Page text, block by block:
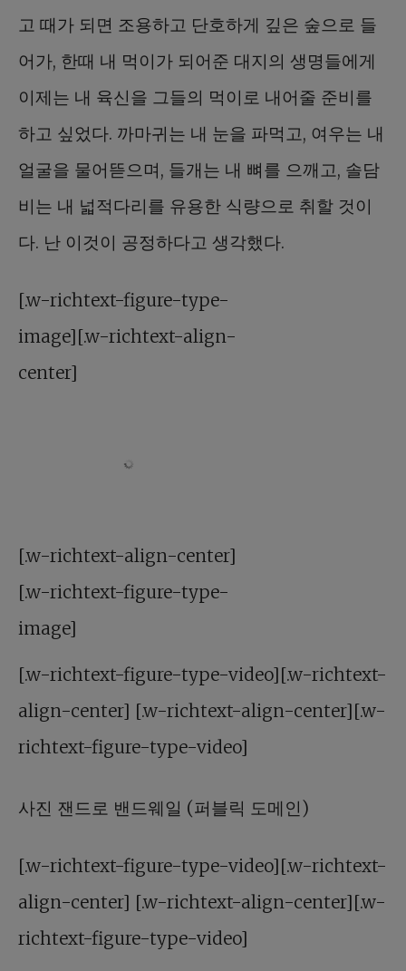
고 때가 되면 조용하고 단호하게 깊은 숲으로 들
어가, 한때 내 먹이가 되어준 대지의 생명들에게
이제는 내 육신을 그들의 먹이로 내어줄 준비를
하고 싶었다. 까마귀는 내 눈을 파먹고, 여우는 내
얼굴을 물어뜯으며, 들개는 내 뼈를 으깨고, 솔담
비는 내 넓적다리를 유용한 식량으로 취할 것이
다. 난 이것이 공정하다고 생각했다.
[.w-richtext-figure-type-
image][.w-richtext-align-
center]
[.w-richtext-align-center]
[.w-richtext-figure-type-
image]
[.w-richtext-figure-type-video][.w-richtext-
align-center] [.w-richtext-align-center][.w-
richtext-figure-type-video]
사진 잰드로 밴드웨일 (퍼블릭 도메인)
[.w-richtext-figure-type-video][.w-richtext-
align-center] [.w-richtext-align-center][.w-
richtext-figure-type-video]